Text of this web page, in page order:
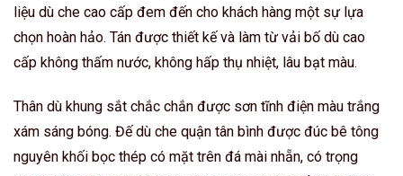
liệu dù che cao cấp đem đến cho khách hàng một sự lựa
chọn hoàn hảo. Tán được thiết kế và làm từ vải bố dù cao
cấp không thấm nước, không hấp thụ nhiệt, lâu bạt màu.
Thân dù khung sắt chắc chắn được sơn tĩnh điện màu trắng
xám sáng bóng. Đế dù che quận tân bình được đúc bê tông
nguyên khối bọc thép có mặt trên đá mài nhẵn, có trọng